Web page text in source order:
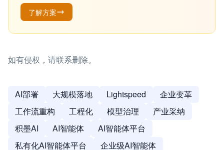
了解方案
如有侵权，请联系删除。
AI部署 大规模落地 Lightspeed
企业变革
工作流重构
工程化 模型治理
产业采纳
积墨AI
AI智能体
AI智能体平台
私有化AI智能体平台
企业级AI智能体